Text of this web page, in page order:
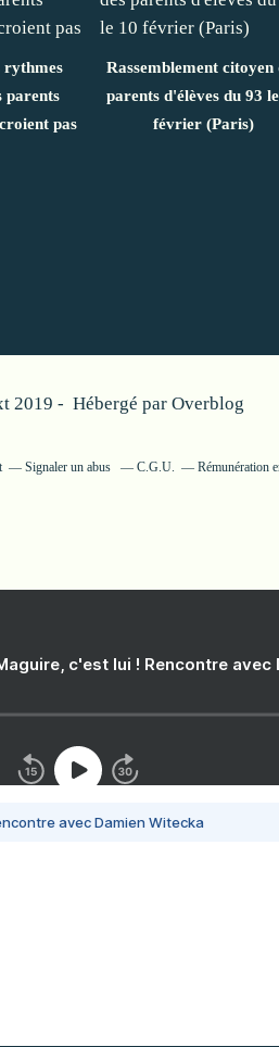
rythmes
parents
pas
Rassemblement citoyen
parents d'élèves du 93
février (Paris)
2019 - Hébergé par Overblog
Signaler un abus C.G.U. Rémunération
c'est lui ! Rencontre avec
avec Damien Witecka